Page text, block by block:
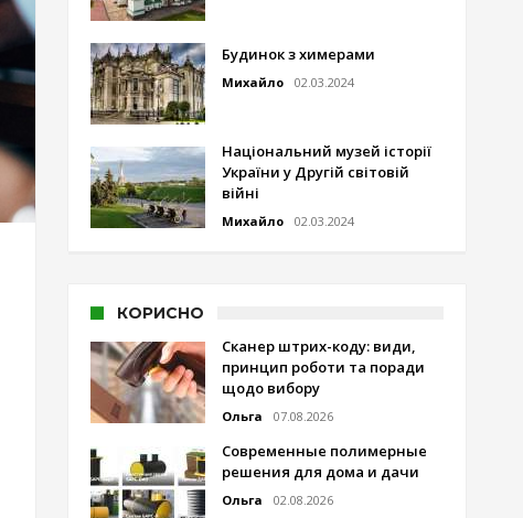
Будинок з химерами
Михайло 02.03.2024
Національний музей історії
України у Другій світовій
війні
Михайло 02.03.2024
КОРИСНО
Сканер штрих-коду: види,
принцип роботи та поради
щодо вибору
Ольга 07.08.2026
Современные полимерные
решения для дома и дачи
Ольга 02.08.2026